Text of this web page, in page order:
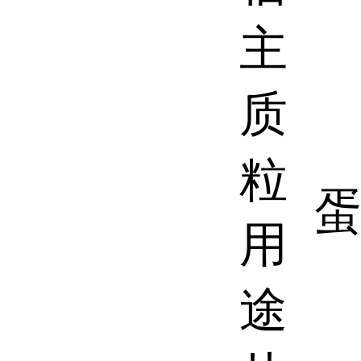
主
质
粒
用
途